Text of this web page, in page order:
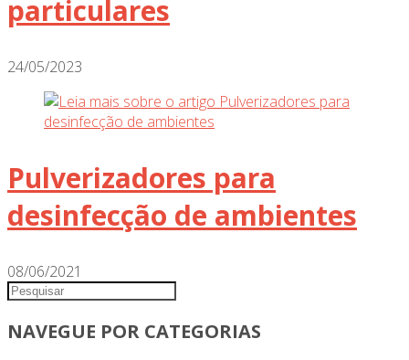
particulares
24/05/2023
Pulverizadores para
desinfecção de ambientes
08/06/2021
NAVEGUE POR CATEGORIAS